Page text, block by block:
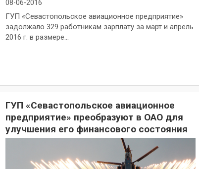
08-06-2016
ГУП «Севастопольское авиационное предприятие»
задолжало 329 работникам зарплату за март и апрель
2016 г. в размере…
ГУП «Севастопольское авиационное
предприятие» преобразуют в ОАО для
улучшения его финансового состояния